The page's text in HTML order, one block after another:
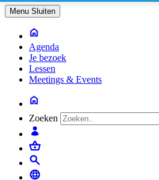
Menu Sluiten
Agenda
Je bezoek
Lessen
Meetings & Events
Zoeken